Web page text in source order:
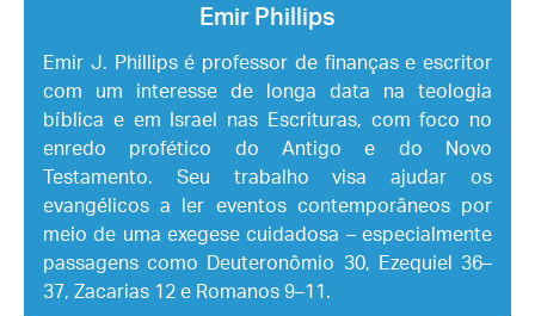
Emir Phillips
Emir J. Phillips é professor de finanças e escritor
com um interesse de longa data na teologia
bíblica e em Israel nas Escrituras, com foco no
enredo profético do Antigo e do Novo
Testamento. Seu trabalho visa ajudar os
evangélicos a ler eventos contemporâneos por
meio de uma exegese cuidadosa – especialmente
passagens como Deuteronômio 30, Ezequiel 36–
37, Zacarias 12 e Romanos 9–11.